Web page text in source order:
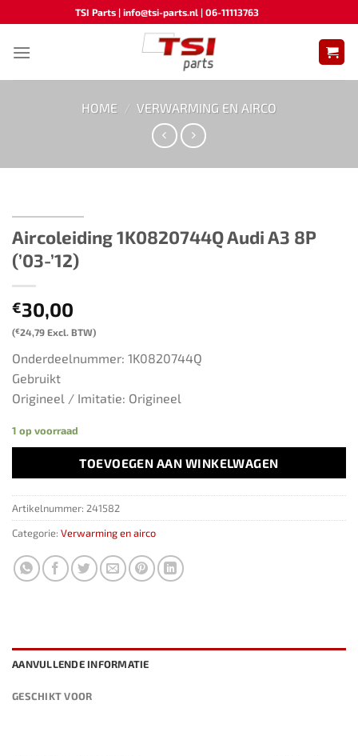
naar
inhoud
TSI Parts | info@tsi-parts.nl | 06-11113763
HOME / VERWARMING EN AIRCO
Aircoleiding ​​1K0820744Q​ ​​Audi A3 8P
(’03-’12)​
€30,00
(€24,79 Excl. BTW)
Onderdeelnummer: 1K0820744Q
Gebruikt
Origineel / Imitatie: Origineel
1 op voorraad
TOEVOEGEN AAN WINKELWAGEN
Artikelnummer: 241582
Categorie: Verwarming en airco
AANVULLENDE INFORMATIE
GESCHIKT VOOR